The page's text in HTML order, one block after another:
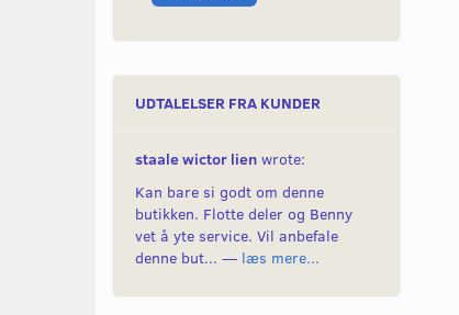
UDTALELSER FRA KUNDER
staale wictor lien wrote:
Kan bare si godt om denne
butikken. Flotte deler og Benny
vet å yte service. Vil anbefale
denne but... — læs mere...